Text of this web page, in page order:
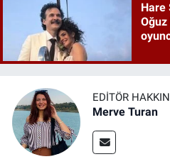
Hare
EDITÖR
Merve Turan